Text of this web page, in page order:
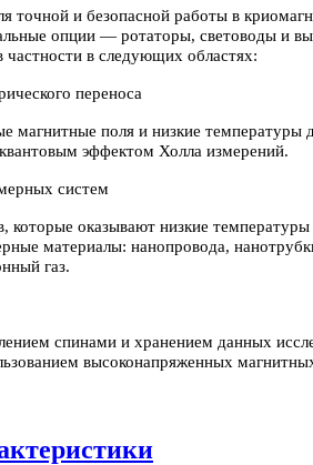
точной и безопасной работы в
опции — ротаторы, световоды и
частности в следующих областях:
переноса
магнитные поля и низкие температуры
эффектом Холла измерений.
систем
которые оказывают низкие
материалы: нанопровода,
газ.
спинами и хранением данных
высоконапряженных